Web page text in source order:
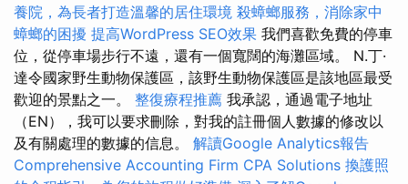
養院，為長者打造溫馨的居住環境 殺蟑螂服務，消除家中
蟑螂的困擾 提高WordPress SEO效果 我們喜歡免費的停車
位，從停車場步行不遠，還有一個寬闊的海灘區域。 N.丁·
達令國家野生動物保護區，該野生動物保護區是該地區最受
歡迎的景點之一。 整復療程推薦 我承認，通過電子地址
（EN），我可以要求刪除，對我的註冊個人數據的修改以
及有關處理的數據的信息。 解讀Google Analytics報告
Comprehensive Accounting Firm CPA Solutions 換護照